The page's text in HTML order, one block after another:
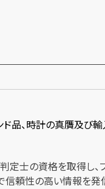
品、時計の真贋及び輸
士の資格を取得し、
頼性の高い情報を発